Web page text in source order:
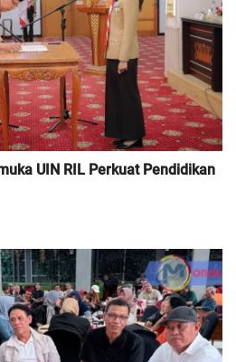
UIN RIL Perkuat Pendidikan